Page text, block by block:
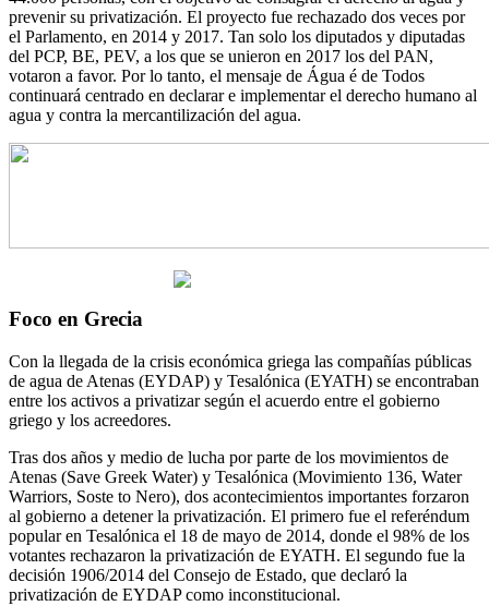
prevenir su privatización. El proyecto fue rechazado dos veces por
el Parlamento, en 2014 y 2017. Tan solo los diputados y diputadas
del PCP, BE, PEV, a los que se unieron en 2017 los del PAN,
votaron a favor. Por lo tanto, el mensaje de Água é de Todos
continuará centrado en declarar e implementar el derecho humano al
agua y contra la mercantilización del agua.
Foco en Grecia
Con la llegada de la crisis económica griega las compañías públicas
de agua de Atenas (EYDAP) y Tesalónica (EYATH) se encontraban
entre los activos a privatizar según el acuerdo entre el gobierno
griego y los acreedores.
Tras dos años y medio de lucha por parte de los movimientos de
Atenas (Save Greek Water) y Tesalónica (Movimiento 136, Water
Warriors, Soste to Nero), dos acontecimientos importantes forzaron
al gobierno a detener la privatización. El primero fue el referéndum
popular en Tesalónica el 18 de mayo de 2014, donde el 98% de los
votantes rechazaron la privatización de EYATH. El segundo fue la
decisión 1906/2014 del Consejo de Estado, que declaró la
privatización de EYDAP como inconstitucional.